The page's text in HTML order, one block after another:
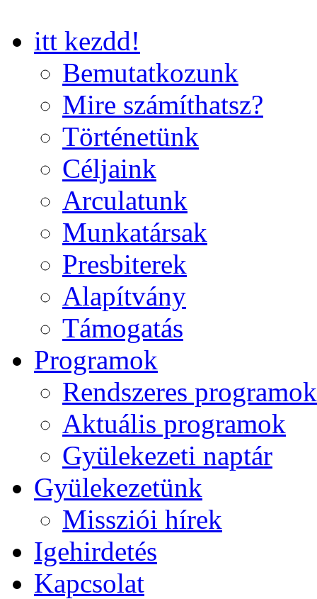
itt kezdd!
Bemutatkozunk
Mire számíthatsz?
Történetünk
Céljaink
Arculatunk
Munkatársak
Presbiterek
Alapítvány
Támogatás
Programok
Rendszeres programok
Aktuális programok
Gyülekezeti naptár
Gyülekezetünk
Missziói hírek
Igehirdetés
Kapcsolat